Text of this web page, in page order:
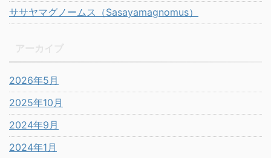
ササヤマグノームス（Sasayamagnomus）
2026年5月
2025年10月
2024年9月
2024年1月